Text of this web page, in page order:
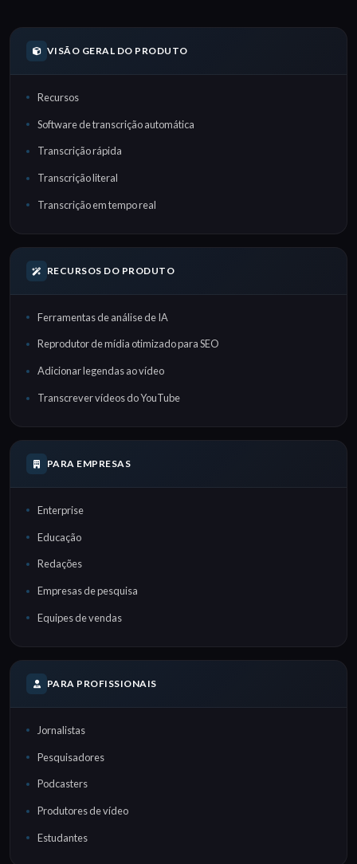
VISÃO GERAL DO PRODUTO
Recursos
Software de transcrição automática
Transcrição rápida
Transcrição literal
Transcrição em tempo real
RECURSOS DO PRODUTO
Ferramentas de análise de IA
Reprodutor de mídia otimizado para SEO
Adicionar legendas ao vídeo
Transcrever vídeos do YouTube
PARA EMPRESAS
Enterprise
Educação
Redações
Empresas de pesquisa
Equipes de vendas
PARA PROFISSIONAIS
Jornalistas
Pesquisadores
Podcasters
Produtores de vídeo
Estudantes